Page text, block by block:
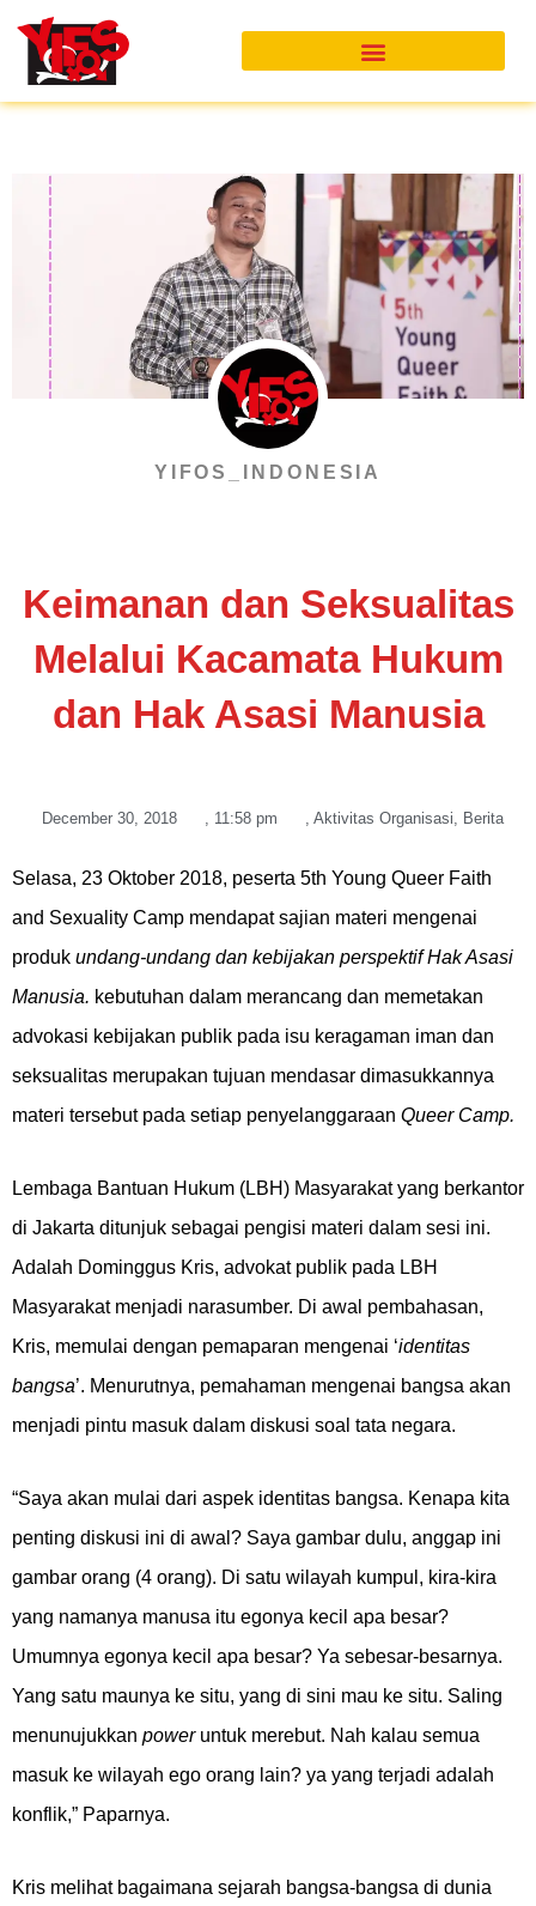
content
YIFOS_INDONESIA
Keimanan dan Seksualitas
Melalui Kacamata Hukum
dan Hak Asasi Manusia
December 30, 2018 11:58 pm Aktivitas Organisasi Berita
Selasa, 23 Oktober 2018, peserta 5th Young Queer Faith
and Sexuality Camp mendapat sajian materi mengenai
produk undang-undang dan kebijakan perspektif Hak Asasi
Manusia. kebutuhan dalam merancang dan memetakan
advokasi kebijakan publik pada isu keragaman iman dan
seksualitas merupakan tujuan mendasar dimasukkannya
materi tersebut pada setiap penyelanggaraan Queer Camp.
Lembaga Bantuan Hukum (LBH) Masyarakat yang berkantor
di Jakarta ditunjuk sebagai pengisi materi dalam sesi ini.
Adalah Dominggus Kris, advokat publik pada LBH
Masyarakat menjadi narasumber. Di awal pembahasan,
Kris, memulai dengan pemaparan mengenai ‘identitas
bangsa’. Menurutnya, pemahaman mengenai bangsa akan
menjadi pintu masuk dalam diskusi soal tata negara.
“Saya akan mulai dari aspek identitas bangsa. Kenapa kita
penting diskusi ini di awal? Saya gambar dulu, anggap ini
gambar orang (4 orang). Di satu wilayah kumpul, kira-kira
yang namanya manusa itu egonya kecil apa besar?
Umumnya egonya kecil apa besar? Ya sebesar-besarnya.
Yang satu maunya ke situ, yang di sini mau ke situ. Saling
menunujukkan poweruntuk merebut. Nah kalau semua
masuk ke wilayah ego orang lain? ya yang terjadi adalah
konflik,” Paparnya.
Kris melihat bagaimana sejarah bangsa-bangsa di dunia